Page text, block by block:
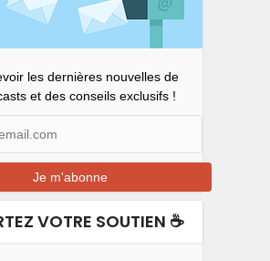
les dernières nouvelles de
et des conseils exclusifs !
VOTRE SOUTIEN ☕️